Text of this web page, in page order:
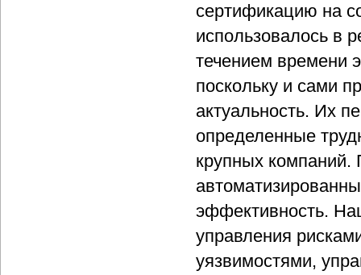
сертификацию на
использовалось в
течением времени
поскольку и сами
актуальность. Их
определенные
крупных
эффективность.
управления
уязвимостями,